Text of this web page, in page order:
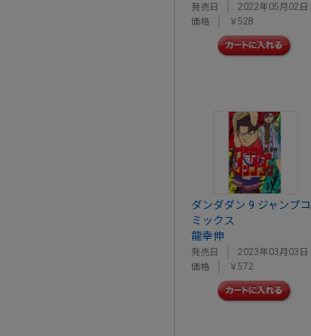
発売日
2022年05月02日
価格
￥528
ダンダダン 9 ジャンプコ
ミックス
龍幸伸
発売日
2023年03月03日
価格
￥572